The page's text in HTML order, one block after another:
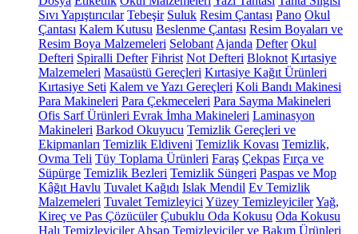
Sıvı Yapıştırıcılar Tebeşir Suluk Resim Çantası Pano Okul
Çantası Kalem Kutusu Beslenme Çantası Resim Boyaları ve
Resim Boya Malzemeleri Selobant Ajanda Defter Okul
Defteri Spiralli Defter Fihrist Not Defteri Bloknot Kırtasiye
Malzemeleri Masaüstü Gereçleri Kırtasiye Kağıt Ürünleri
Kırtasiye Seti Kalem ve Yazı Gereçleri Koli Bandı Makinesi
Para Makineleri Para Çekmeceleri Para Sayma Makineleri
Ofis Sarf Ürünleri Evrak İmha Makineleri Laminasyon
Makineleri Barkod Okuyucu Temizlik Gereçleri ve
Ekipmanları Temizlik Eldiveni Temizlik Kovası Temizlik,
Ovma Teli Tüy Toplama Ürünleri Faraş Çekpas Fırça ve
Süpürge Temizlik Bezleri Temizlik Süngeri Paspas ve Mop
Kâğıt Havlu Tuvalet Kağıdı Islak Mendil Ev Temizlik
Malzemeleri Tuvalet Temizleyici Yüzey TemizleyicilerYağ,
Kireç ve Pas Çözücüler Çubuklu Oda Kokusu Oda Kokusu
Halı Temizleyiciler Ahşap Temizleyiciler ve Bakım Ürünleri